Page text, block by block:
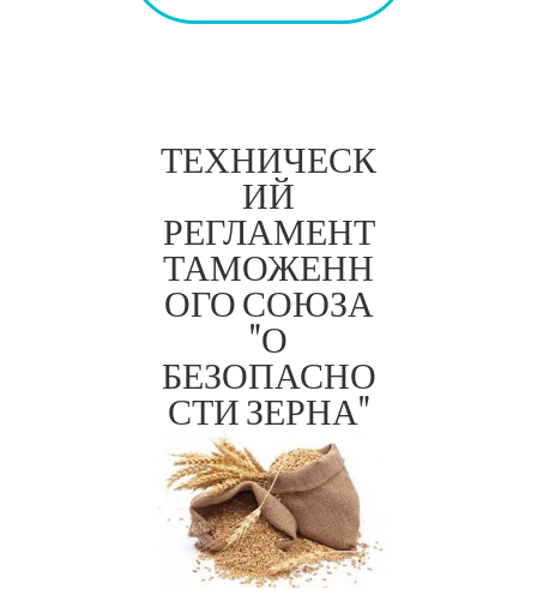
ТР ТС
015/201
1
ТЕХНИЧЕСК
ИЙ
РЕГЛАМЕНТ
ТАМОЖЕНН
ОГО СОЮЗА
"О
БЕЗОПАСНО
СТИ ЗЕРНА"